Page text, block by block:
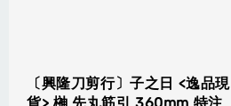
〔興隆刀剪行〕子之日 <逸品現